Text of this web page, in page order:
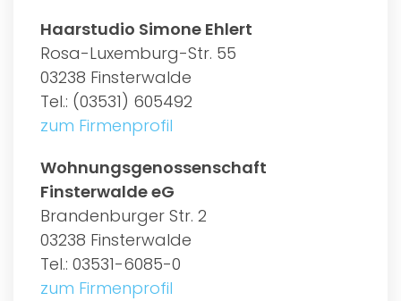
Haarstudio Simone Ehlert
Rosa-Luxemburg-Str. 55
03238 Finsterwalde
Tel.: (03531) 605492
zum Firmenprofil
Wohnungsgenossenschaft
Finsterwalde eG
Brandenburger Str. 2
03238 Finsterwalde
Tel.: 03531-6085-0
zum Firmenprofil